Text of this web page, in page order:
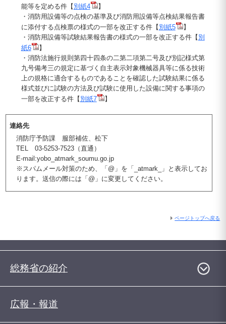
能等を定める件【 別紙4
】
・消防用設備等の点検の基準及び消防用設備等点検結果報告書
に添付する点検票の様式の一部を改正する件【 別紙5
】
・消防用設備等試験結果報告書の様式の一部を改正する件【 別
紙6
】
・消防法施行規則第四十四条の二第二項第二号及び別記様式第
九号備考三の規定に基づく自主表示対象機械器具等に係る技術
上の規格に適合するものであることを確認した試験結果に係る
様式並びに試験の方法及び試験に使用した設備に関する事項の
一部を改正する件【 別紙7 】
連絡先
消防庁予防課 服部補佐、松下
TEL 03-5253-7523（直通）
E-mail:yobo_atmark_soumu.go.jp
※スパムメール対策のため、「@」を「_atmark_」と表示してお
ります。送信の際には「@」に変更してください。
ページトップへ戻る
総務省の紹介
広報・報道